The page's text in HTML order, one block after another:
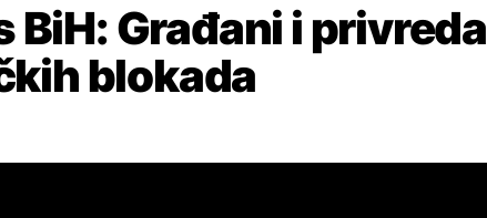
Građani i privreda
blokada